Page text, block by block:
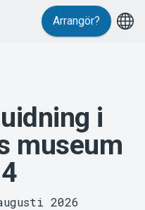
Arrangör?
i
museum
2026